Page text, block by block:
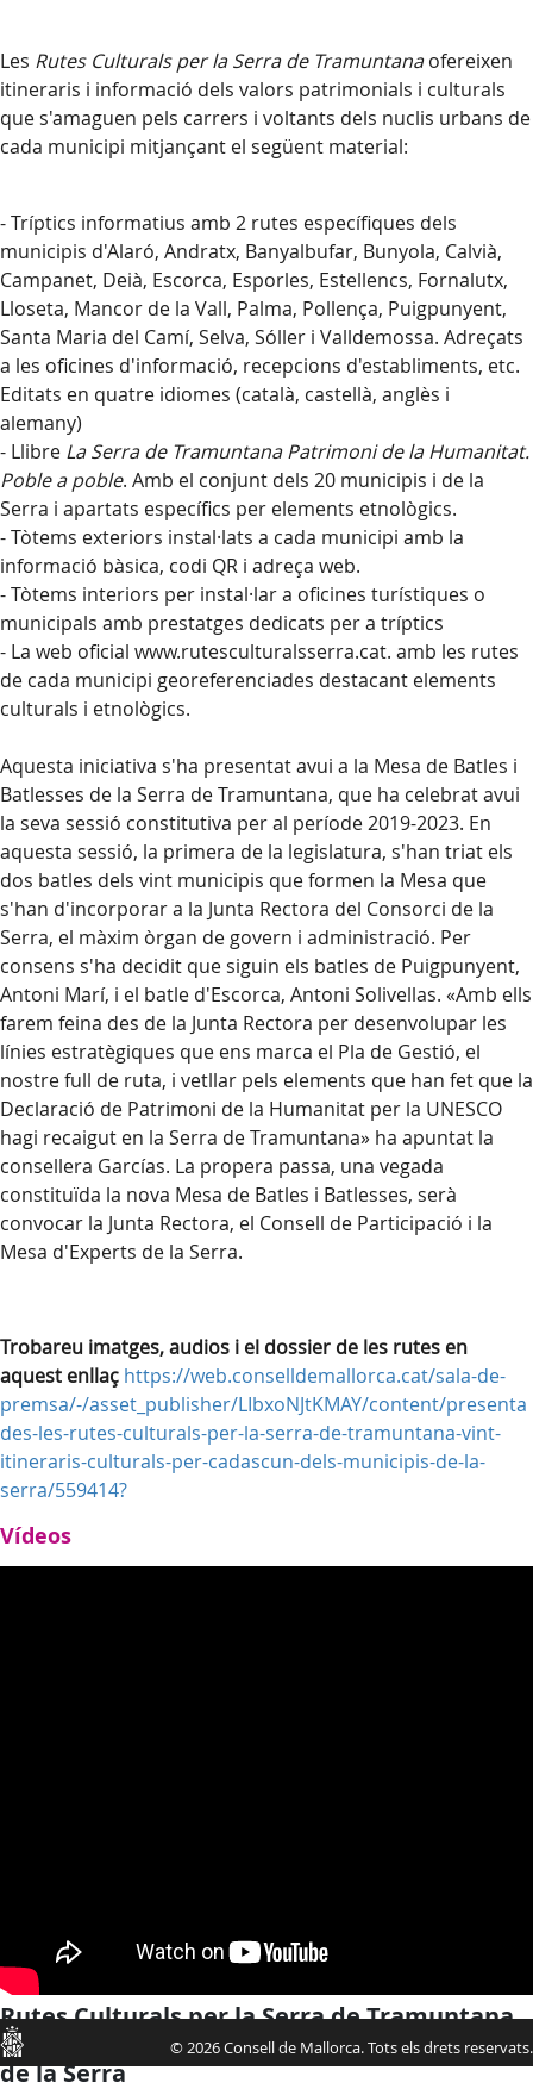
Les Rutes Culturals per la Serra de Tramuntanaofereixen
itineraris i informació dels valors patrimonials i culturals
que s'amaguen pels carrers i voltants dels nuclis urbans de
cada municipi mitjançant el següent material:
- Tríptics informatius amb 2 rutes específiques dels
municipis d'Alaró, Andratx, Banyalbufar, Bunyola, Calvià,
Campanet, Deià, Escorca, Esporles, Estellencs, Fornalutx,
Lloseta, Mancor de la Vall, Palma, Pollença, Puigpunyent,
Santa Maria del Camí, Selva, Sóller i Valldemossa. Adreçats
a les oficines d'informació, recepcions d'establiments, etc.
Editats en quatre idiomes (català, castellà, anglès i
alemany)
- Llibre La Serra de Tramuntana Patrimoni de la Humanitat.
Poble a poble. Amb el conjunt dels 20 municipis i de la
Serra i apartats específics per elements etnològics.
- Tòtems exteriors instal·lats a cada municipi amb la
informació bàsica, codi QR i adreça web.
- Tòtems interiors per instal·lar a oficines turístiques o
municipals amb prestatges dedicats per a tríptics
- La web oficial www.rutesculturalsserra.cat. amb les rutes
de cada municipi georeferenciades destacant elements
culturals i etnològics.
Aquesta iniciativa s'ha presentat avui a la Mesa de Batles i
Batlesses de la Serra de Tramuntana, que ha celebrat avui
la seva sessió constitutiva per al període 2019-2023. En
aquesta sessió, la primera de la legislatura, s'han triat els
dos batles dels vint municipis que formen la Mesa que
s'han d'incorporar a la Junta Rectora del Consorci de la
Serra, el màxim òrgan de govern i administració. Per
consens s'ha decidit que siguin els batles de Puigpunyent,
Antoni Marí, i el batle d'Escorca, Antoni Solivellas. «Amb ells
farem feina des de la Junta Rectora per desenvolupar les
línies estratègiques que ens marca el Pla de Gestió, el
nostre full de ruta, i vetllar pels elements que han fet que la
Declaració de Patrimoni de la Humanitat per la UNESCO
hagi recaigut en la Serra de Tramuntana» ha apuntat la
consellera Garcías. La propera passa, una vegada
constituïda la nova Mesa de Batles i Batlesses, serà
convocar la Junta Rectora, el Consell de Participació i la
Mesa d'Experts de la Serra.
Trobareu imatges, audios i el dossier de les rutes en
aquest enllaç https://web.conselldemallorca.cat/sala-de-
premsa/-/asset_publisher/LIbxoNJtKMAY/content/presenta
des-les-rutes-culturals-per-la-serra-de-tramuntana-vint-
itineraris-culturals-per-cadascun-dels-municipis-de-la-
serra/559414?
Vídeos
Rutes Culturals per la Serra de Tramuntana,
vint itineraris per cadascun dels municipis
de la Serra
Consell
© 2026 Consell de Mallorca. Tots els drets reservats.